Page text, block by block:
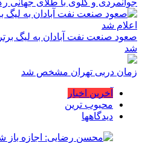
صعود صنعت نفت آبادان به لیگ
شد
زمان دربی تهران مشخص شد
آخرین اخبار
محبوب ترین
دیدگاهها